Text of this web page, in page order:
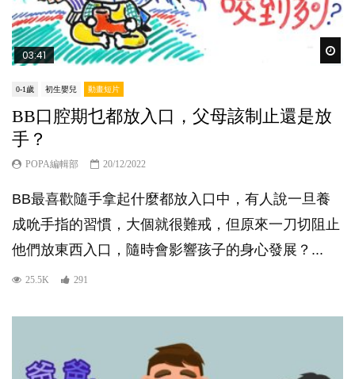
03:41
0-1歲 初生嬰兒 動畫短片
BB口腔期乜都放入口，父母該制止還是放
手？
POPA編輯部 20/12/2022
BB最喜歡隨手拿起什麼都放入口中，有人說一旦養
成吮手指的習慣，大個就很難戒，但原來一刀切阻止
他們放東西入口，隨時會影響孩子的身心發展？...
25.5K 291